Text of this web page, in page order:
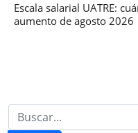
Escala salarial UATRE:
aumento de agosto 2026